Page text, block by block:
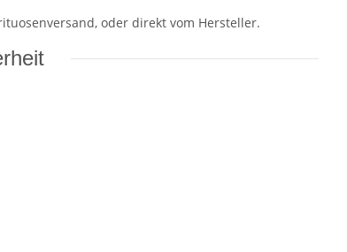
oder direkt vom Hersteller.